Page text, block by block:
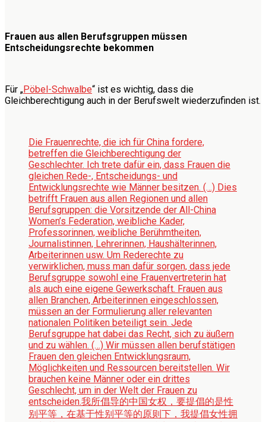
Frauen aus allen Berufsgruppen müssen
Entscheidungsrechte bekommen
Für „Pöbel-Schwalbe“ ist es wichtig, dass die
Gleichberechtigung auch in der Berufswelt wiederzufinden ist.
Die Frauenrechte, die ich für China fordere,
betreffen die Gleichberechtigung der
Geschlechter. Ich trete dafür ein, dass Frauen die
gleichen Rede-, Entscheidungs- und
Entwicklungsrechte wie Männer besitzen. (…) Dies
betrifft Frauen aus allen Regionen und allen
Berufsgruppen: die Vorsitzende der All-China
Women’s Federation, weibliche Kader,
Professorinnen, weibliche Berühmtheiten,
Journalistinnen, Lehrerinnen, Haushälterinnen,
Arbeiterinnen usw. Um Rederechte zu
verwirklichen, muss man dafür sorgen, dass jede
Berufsgruppe sowohl eine Frauenvertreterin hat
als auch eine eigene Gewerkschaft. Frauen aus
allen Branchen, Arbeiterinnen eingeschlossen,
müssen an der Formulierung aller relevanten
nationalen Politiken beteiligt sein. Jede
Berufsgruppe hat dabei das Recht, sich zu äußern
und zu wählen. (…) Wir müssen allen berufstätigen
Frauen den gleichen Entwicklungsraum,
Möglichkeiten und Ressourcen bereitstellen. Wir
brauchen keine Männer oder ein drittes
Geschlecht, um in der Welt der Frauen zu
entscheiden.我所倡导的中国女权，要提倡的是性
别平等，在基于性别平等的原则下，我提倡女性拥